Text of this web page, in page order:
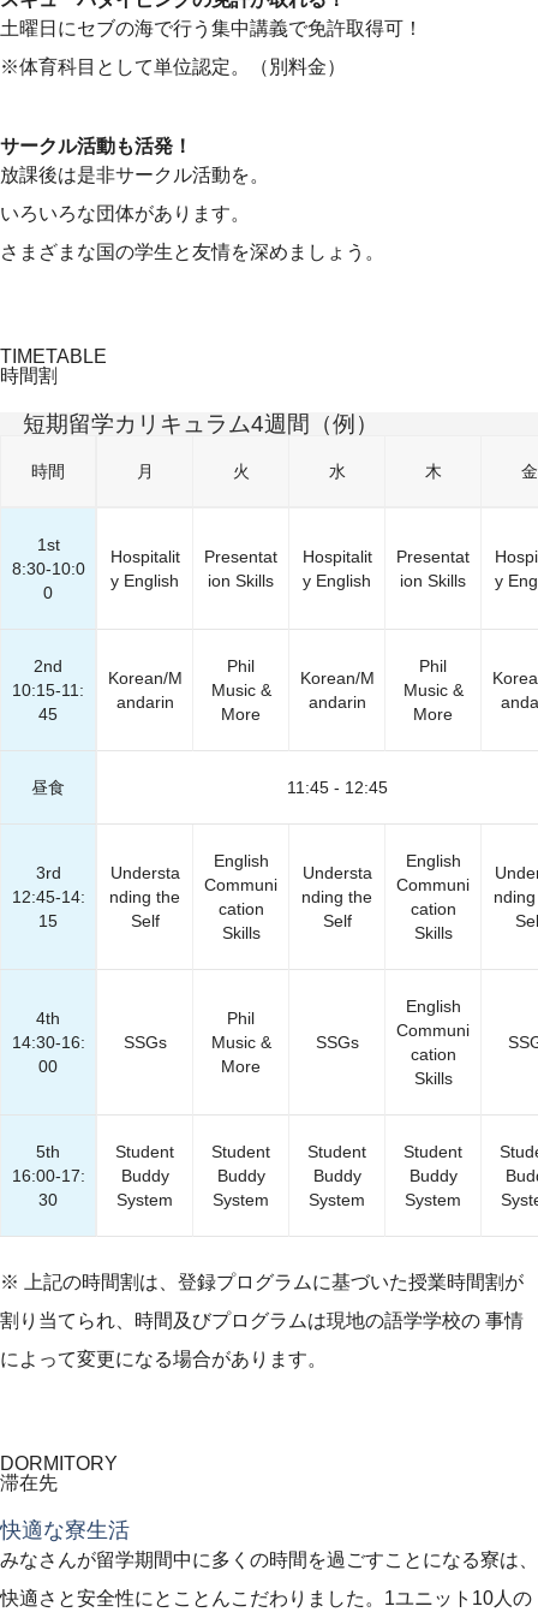
土曜日にセブの海で行う集中講義で免許取得可！
※体育科目として単位認定。（別料金）
サークル活動も活発！
放課後は是非サークル活動を。
いろいろな団体があります。
さまざまな国の学生と友情を深めましょう。
TIMETABLE
時間割
短期留学カリキュラム4週間（例）
時間 月 火 水 木 金
1st
8:30-10:0
0
Hospitalit
y English
Presentat
ion Skills
Hospitalit
y English
Presentat
ion Skills
y
2nd
10:15-11:
45
Korean/M
andarin
Phil
Music &
More
Korean/M
andarin
Phil
Music &
More
昼食 11:45 - 12:45
3rd
12:45-14:
15
Understa
nding the
Self
English
Communi
cation
Skills
Understa
nding the
Self
English
Communi
cation
Skills
4th
14:30-16:
00
SSGs
Phil
Music &
More
SSGs
English
Communi
cation
Skills
5th
16:00-17:
30
Student
Buddy
System
Student
Buddy
System
Student
Buddy
System
Student
Buddy
System
※ 上記の時間割は、登録プログラムに基づいた授業時間割が
割り当てられ、時間及びプログラムは現地の語学学校の 事情
によって変更になる場合があります。
DORMITORY
滞在先
快適な寮生活
みなさんが留学期間中に多くの時間を過ごすことになる寮は、
快適さと安全性にとことんこだわりました。1ユニット10人の